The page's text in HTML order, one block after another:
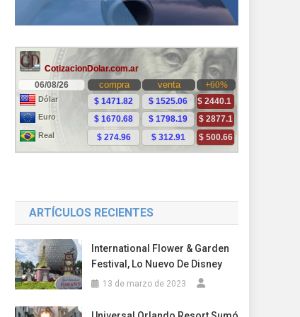
ARTÍCULOS RECIENTES
International Flower & Garden
Festival, Lo Nuevo De Disney
13 de marzo de 2023